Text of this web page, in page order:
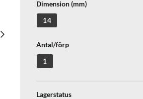
Dimension (mm)
14
Antal/förp
1
Lagerstatus